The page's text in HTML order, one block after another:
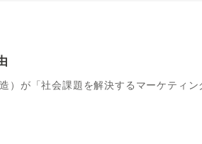
）が「社会課題を解決するマーケティ